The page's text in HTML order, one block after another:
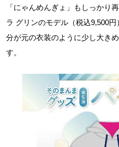
「にゃんめんぎょ」もしっかり
ラ グリンのモデル（税込9,500
分が元の衣装のように少し大き
す。